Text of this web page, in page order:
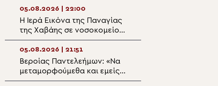
05.08.2026 | 22:00
Η Ιερά Εικόνα της Παναγίας
της Χαβάης σε νοσοκομείο
της Σόφιας προς ευλογία
ασθενών και προσωπικού
05.08.2026 | 21:51
Βεροίας Παντελεήμων: «Nα
μεταμορφούμεθα και εμείς
με τη χάρη Του»